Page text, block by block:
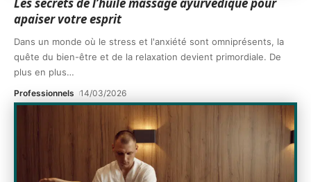
Les secrets de l’huile massage ayurvédique pour
apaiser votre esprit
Dans un monde où le stress et l'anxiété sont omniprésents, la
quête du bien-être et de la relaxation devient primordiale. De
plus en plus…
Professionnels 14/03/2026